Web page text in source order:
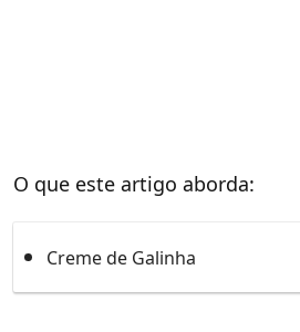
O que este artigo aborda:
Creme de Galinha